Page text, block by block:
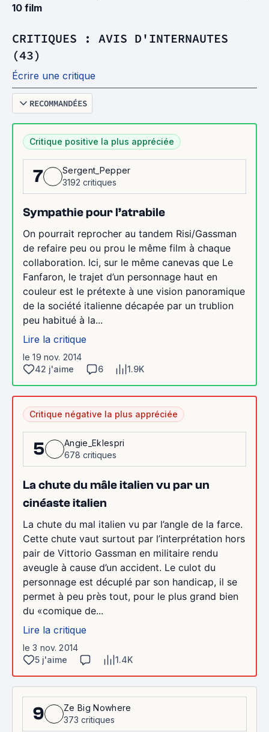
10 film
CRITIQUES : AVIS D'INTERNAUTES
(43)
Écrire une critique
RECOMMANDÉES
Critique positive la plus appréciée
7
Sergent_Pepper
3192 critiques
Sympathie pour l’atrabile
On pourrait reprocher au tandem Risi/Gassman
de refaire peu ou prou le même film à chaque
collaboration. Ici, sur le même canevas que Le
Fanfaron, le trajet d’un personnage haut en
couleur est le prétexte à une vision panoramique
de la société italienne décapée par un trublion
peu habitué à la...
Lire la critique
le 19 nov. 2014
42 j'aime
6 1.9K
Critique négative la plus appréciée
5
Angie_Eklespri
678 critiques
La chute du mâle italien vu par un
cinéaste italien
La chute du mal italien vu par l’angle de la farce.
Cette chute vaut surtout par l’interprétation hors
pair de Vittorio Gassman en militaire rendu
aveugle à cause d’un accident. Le culot du
personnage est décuplé par son handicap, il se
permet à peu près tout, pour le plus grand bien
du «comique de...
Lire la critique
le 3 nov. 2014
5 j'aime
1.4K
9
Ze Big Nowhere
373 critiques